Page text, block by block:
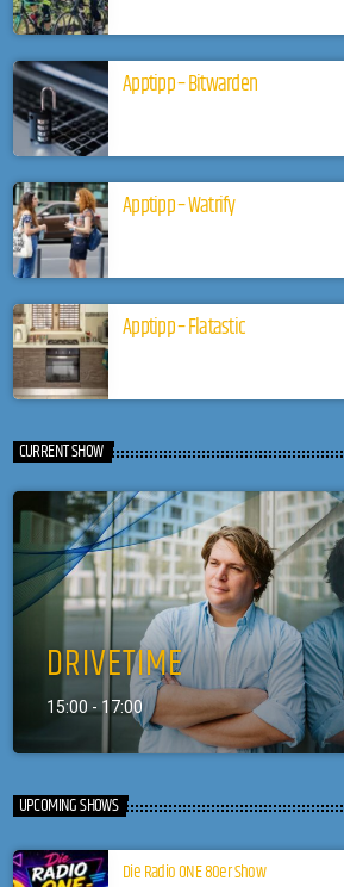
Apptipp – Bitwarden
Apptipp – Watrify
Apptipp – Flatastic
CURRENT SHOW
DRIVETIME
15:00 - 17:00
UPCOMING SHOWS
Die Radio ONE 80er Show